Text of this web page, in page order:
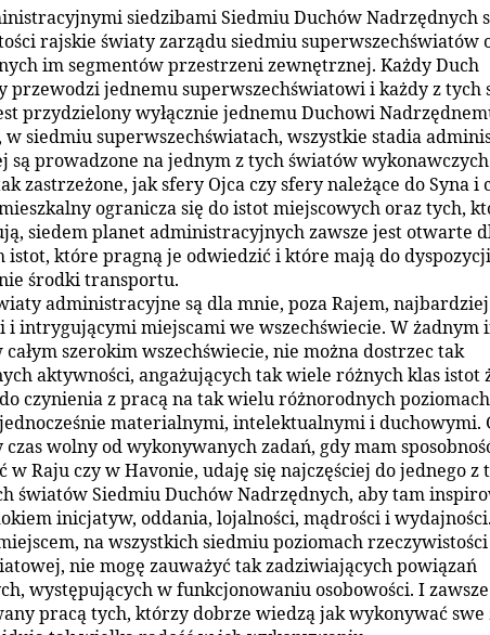
siedzibami Siedmiu Duchów Nadrzędnych
rajskie światy zarządu siedmiu superwszechświatów
im segmentów przestrzeni zewnętrznej. Każdy Duch
przewodzi jednemu superwszechświatowi i każdy z tych
przydzielony wyłącznie jednemu Duchowi
siedmiu superwszechświatach, wszystkie stadia
są prowadzone na jednym z tych światów
zastrzeżone, jak sfery Ojca czy sfery należące do Syna i
ogranicza się do istot miejscowych oraz tych,
siedem planet administracyjnych zawsze jest otwarte
istot, które pragną je odwiedzić i które mają do dyspozycji
środki transportu.
administracyjne są dla mnie, poza Rajem, najbardziej
i intrygującymi miejscami we wszechświecie. W żadnym
całym szerokim wszechświecie, nie można dostrzec tak
aktywności, angażujących tak wiele różnych klas istot
czynienia z pracą na tak wielu różnorodnych
materialnymi, intelektualnymi i duchowymi.
wolny od wykonywanych zadań, gdy mam
w Raju czy w Havonie, udaję się najczęściej do jednego z
światów Siedmiu Duchów Nadrzędnych, aby tam
inicjatyw, oddania, lojalności, mądrości i
na wszystkich siedmiu poziomach rzeczywistości
nie mogę zauważyć tak zadziwiających powiązań
występujących w funkcjonowaniu osobowości. I
pracą tych, którzy dobrze wiedzą jak wykonywać swe